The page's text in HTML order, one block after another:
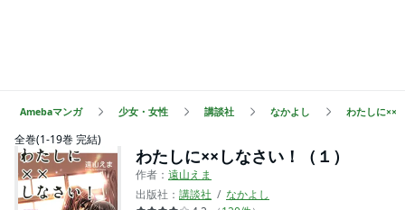
Amebaマンガ 少女・女性 講談社 なかよし わたしに××
全巻(1-19巻 完結)
わたしに××しなさい！（１）
作者： 遠山えま
出版社： 講談社
なかよし